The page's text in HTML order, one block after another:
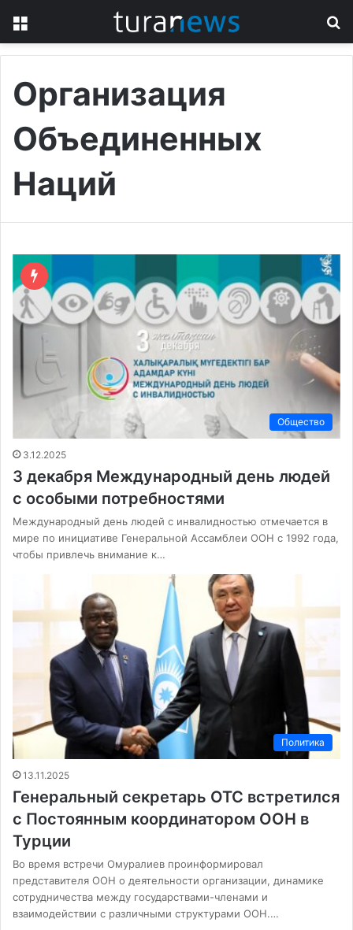
Организация
Объединенных
Наций
Общество
3.12.2025
3 декабря Международный день людей
с особыми потребностями
Международный день людей с инвалидностью отмечается в
мире по инициативе Генеральной Ассамблеи ООН с 1992 года,
чтобы привлечь внимание к…
Политика
13.11.2025
Генеральный секретарь ОТС встретился
с Постоянным координатором ООН в
Турции
Во время встречи Омуралиев проинформировал
представителя ООН о деятельности организации, динамике
сотрудничества между государствами-членами и
взаимодействии с различными структурами ООН.…